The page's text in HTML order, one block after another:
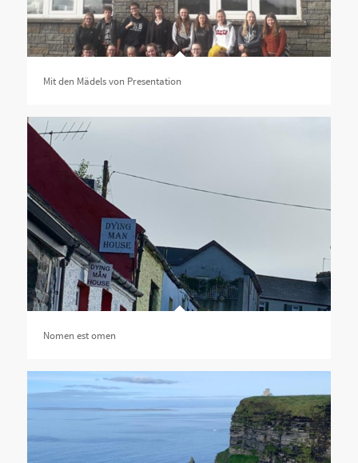
Mit den Mädels von Presentation
Nomen est omen